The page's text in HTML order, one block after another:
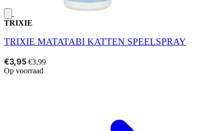
TRIXIE
TRIXIE MATATABI KATTEN SPEELSPRAY
€3,95 €3,99
Op voorraad